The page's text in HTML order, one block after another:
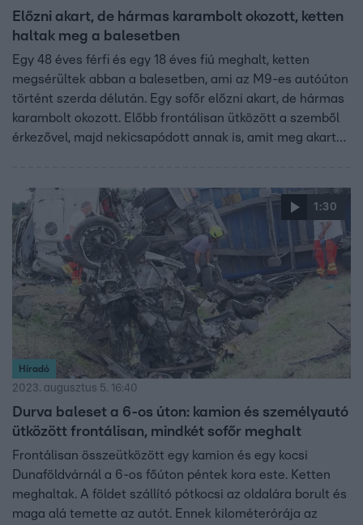
Előzni akart, de hármas karambolt okozott, ketten
haltak meg a balesetben
Egy 48 éves férfi és egy 18 éves fiú meghalt, ketten
megsérültek abban a balesetben, ami az M9-es autóúton
történt szerda délután. Egy sofőr előzni akart, de hármas
karambolt okozott. Előbb frontálisan ütközött a szemből
érkezővel, majd nekicsapódott annak is, amit meg akart
1:30
Híradó
2023. augusztus 5. 16:40
Durva baleset a 6-os úton: kamion és személyautó
ütközött frontálisan, mindkét sofőr meghalt
Frontálisan összeütközött egy kamion és egy kocsi
Dunaföldvárnál a 6-os főúton péntek kora este. Ketten
meghaltak. A földet szállító pótkocsi az oldalára borult és
maga alá temette az autót. Ennek kilométerórája az